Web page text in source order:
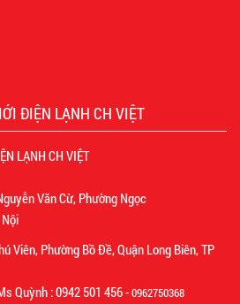
ĐIỆN LẠNH CH VIỆT
LẠNH CH VIỆT
Văn Cừ, Phường Ngọc
Phường Bồ Đề, Quận Long Biên, TP
Quỳnh : 0942 501 456 -0962750368